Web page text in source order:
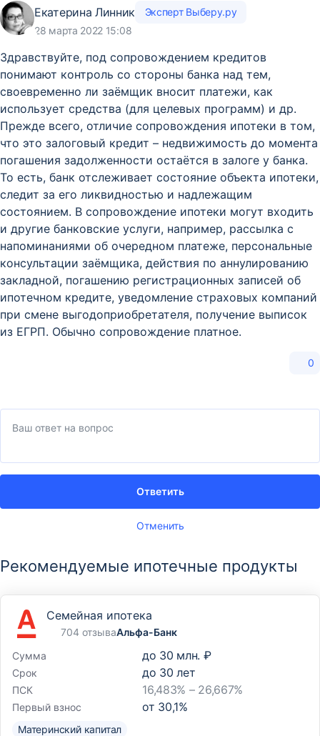
Екатерина Линник
Эксперт Выберу.ру
28 марта 2022 15:08
Здравствуйте, под сопровождением кредитов
понимают контроль со стороны банка над тем,
своевременно ли заёмщик вносит платежи, как
использует средства (для целевых программ) и др.
Прежде всего, отличие сопровождения ипотеки в том,
что это залоговый кредит – недвижимость до момента
погашения задолженности остаётся в залоге у банка.
То есть, банк отслеживает состояние объекта ипотеки,
следит за его ликвидностью и надлежащим
состоянием. В сопровождение ипотеки могут входить
и другие банковские услуги, например, рассылка с
напоминаниями об очередном платеже, персональные
консультации заёмщика, действия по аннулированию
закладной, погашению регистрационных записей об
ипотечном кредите, уведомление страховых компаний
при смене выгодоприобретателя, получение выписок
из ЕГРП. Обычно сопровождение платное.
0
Отменить
Ответить
Рекомендуемые ипотечные продукты
Семейная ипотека
704 отзываАльфа-Банк
Сумма
до 30 млн. ₽
Срок до 30 лет
ПСК 16,483% – 26,667%
Первый взнос от 30,1%
Материнский капитал